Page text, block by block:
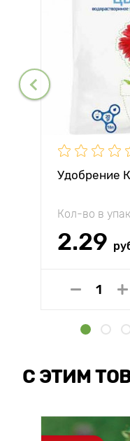
Удобрение
Кол-во в
2.29
С ЭТИМ